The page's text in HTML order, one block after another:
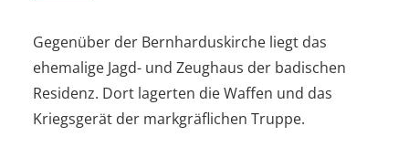
Gegenüber der Bernharduskirche liegt das
ehemalige Jagd- und Zeughaus der badischen
Residenz. Dort lagerten die Waffen und das
Kriegsgerät der markgräflichen Truppe.